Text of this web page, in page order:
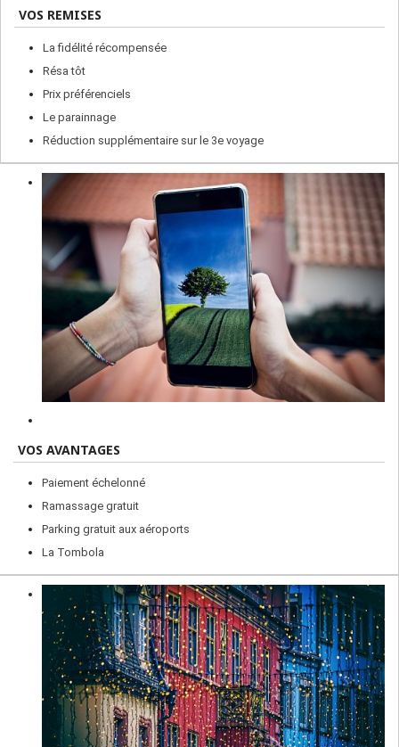
VOS REMISES
La fidélité récompensée
Résa tôt
Prix préférenciels
Le parainnage
Réduction supplémentaire sur le 3e voyage
VOS AVANTAGES
Paiement échelonné
Ramassage gratuit
Parking gratuit aux aéroports
La Tombola